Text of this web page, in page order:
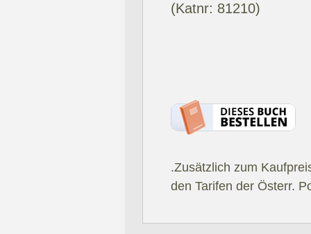
(Katnr: 81210)
.Zusätzlich zum
den Tarifen der Österr.